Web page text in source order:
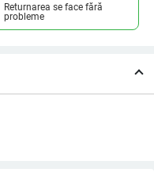
Returnarea se face fără
probleme